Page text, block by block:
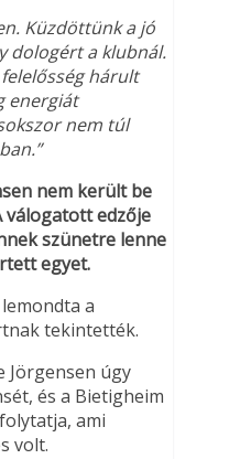
Küzdöttünk a jó
dologért a klubnál.
hárult
energiát
nem túl
nem került be
válogatott edzője
szünetre lenne
egyet.
a
tekintették.
Jörgensen úgy
és a Bietigheim
ami
volt.